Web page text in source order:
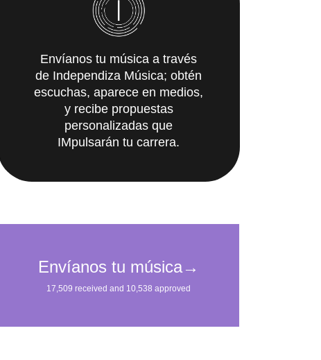
Envíanos tu música a través
de Independiza Música; obtén
escuchas, aparece en medios,
y recibe propuestas
personalizadas que
IMpulsarán tu carrera.